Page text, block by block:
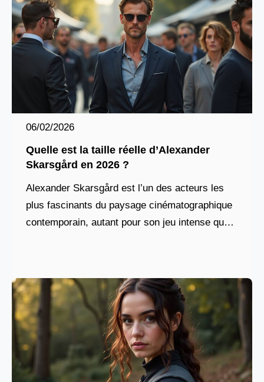
06/02/2026
Quelle est la taille réelle d’Alexander
Skarsgård en 2026 ?
Alexander Skarsgård est l’un des acteurs les
plus fascinants du paysage cinématographique
contemporain, autant pour son jeu intense que